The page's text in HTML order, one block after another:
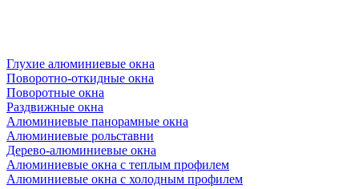
Глухие алюминиевые окна
Поворотно-откидные окна
Поворотные окна
Раздвижные окна
Алюминиевые панорамные окна
Алюминиевые рольставни
Дерево-алюминиевые окна
Алюминиевые окна с теплым профилем
Алюминиевые окна с холодным профилем